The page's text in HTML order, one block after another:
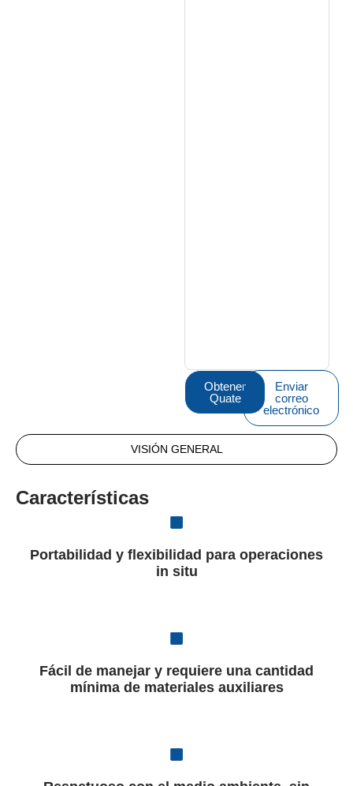
Obtener
Quate
Enviar
correo
electrónico
VISIÓN GENERAL
Características
Portabilidad y flexibilidad para operaciones
in situ
Fácil de manejar y requiere una cantidad
mínima de materiales auxiliares